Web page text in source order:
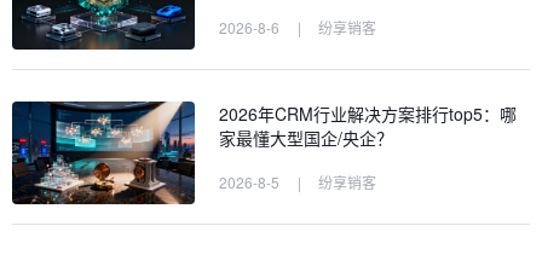
2026-8-6 | 纷享销客
2026年CRM行业解决方案排行top5：哪
家最懂大型国企/央企？
2026-8-5 | 纷享销客